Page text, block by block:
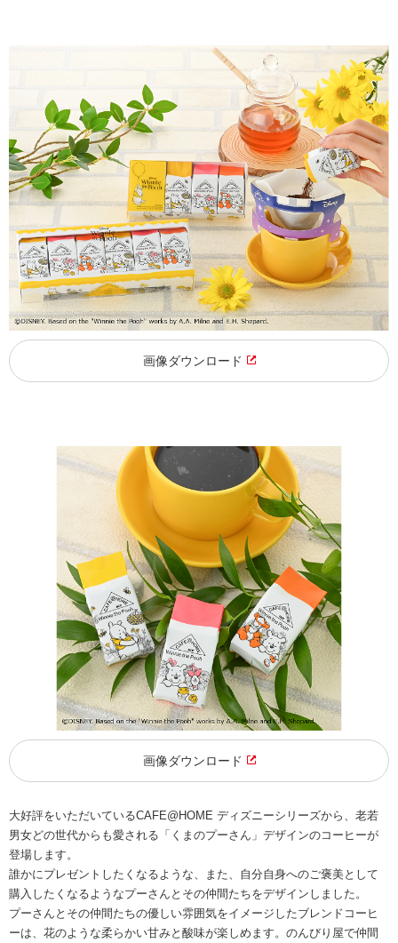
画像ダウンロード
画像ダウンロード
大好評をいただいているCAFE@HOME ディズニーシリーズから、老若
男女どの世代からも愛される「くまのプーさん」デザインのコーヒーが
登場します。
誰かにプレゼントしたくなるような、また、自分自身へのご褒美として
購入したくなるようなプーさんとその仲間たちをデザインしました。
プーさんとその仲間たちの優しい雰囲気をイメージしたブレンドコーヒ
ーは、花のような柔らかい甘みと酸味が楽しめます。のんびり屋で仲間